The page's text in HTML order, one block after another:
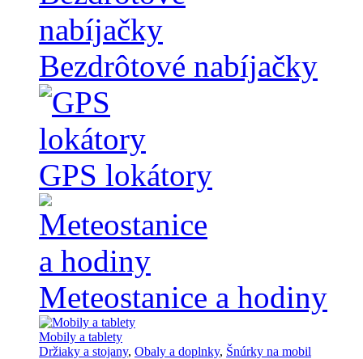
Bezdrôtové nabíjačky
GPS lokátory
Meteostanice a hodiny
Mobily a tablety
Držiaky a stojany, Obaly a doplnky, Šnúrky na mobil